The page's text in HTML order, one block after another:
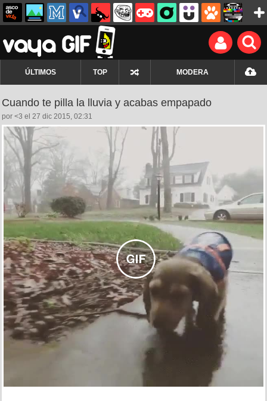
ÚLTIMOS TOP MODERA
Cuando te pilla la lluvia y acabas empapado
por <3 el 27 dic 2015, 02:31